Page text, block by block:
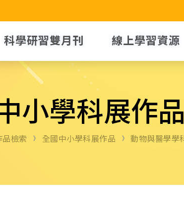
科學研習雙月刊 線上學習資源
小學科展作
品檢索 全國中小學科展作品 動物與醫學學